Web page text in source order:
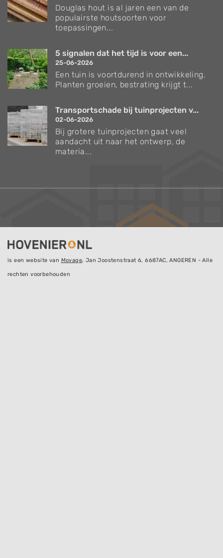
Douglas hout is al jaren een van de
populairste houtsoorten voor
toepassingen...
5 signalen dat het tijd is voor een...
25-06-2026
Een tuin is voortdurend in ontwikkeling.
Planten groeien, bestrating krijgt t...
Transportschade bij tuinprojecten v...
02-06-2026
Bij grotere tuinprojecten gaat veel
aandacht uit naar het ontwerp, de
materia...
is een website van Movage, Jan Joostenstraat 6, 6687AC, ANGEREN - Alle
rechten voorbehouden